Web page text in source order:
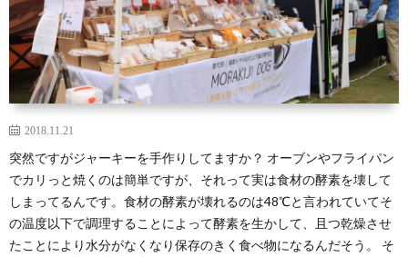
2018.11.21
突然ですがジャーキーを手作りしてますか？ オーブンやフライパン
でカリっと焼くのは簡単ですが、それって実は食材の酵素を壊して
しまってるんです。食材の酵素が壊れるのは48℃と言われていてそ
の温度以下で調理することによって酵素を生かして、且つ乾燥させ
たことにより水分がなくなり保存のきく食べ物になるんだそう。 そ